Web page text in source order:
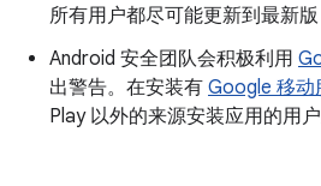
所有用户都尽可能更新到最新版
Android 安全团队会积极利用
出警告。在安装有 Google 移动
Play 以外的来源安装应用的用